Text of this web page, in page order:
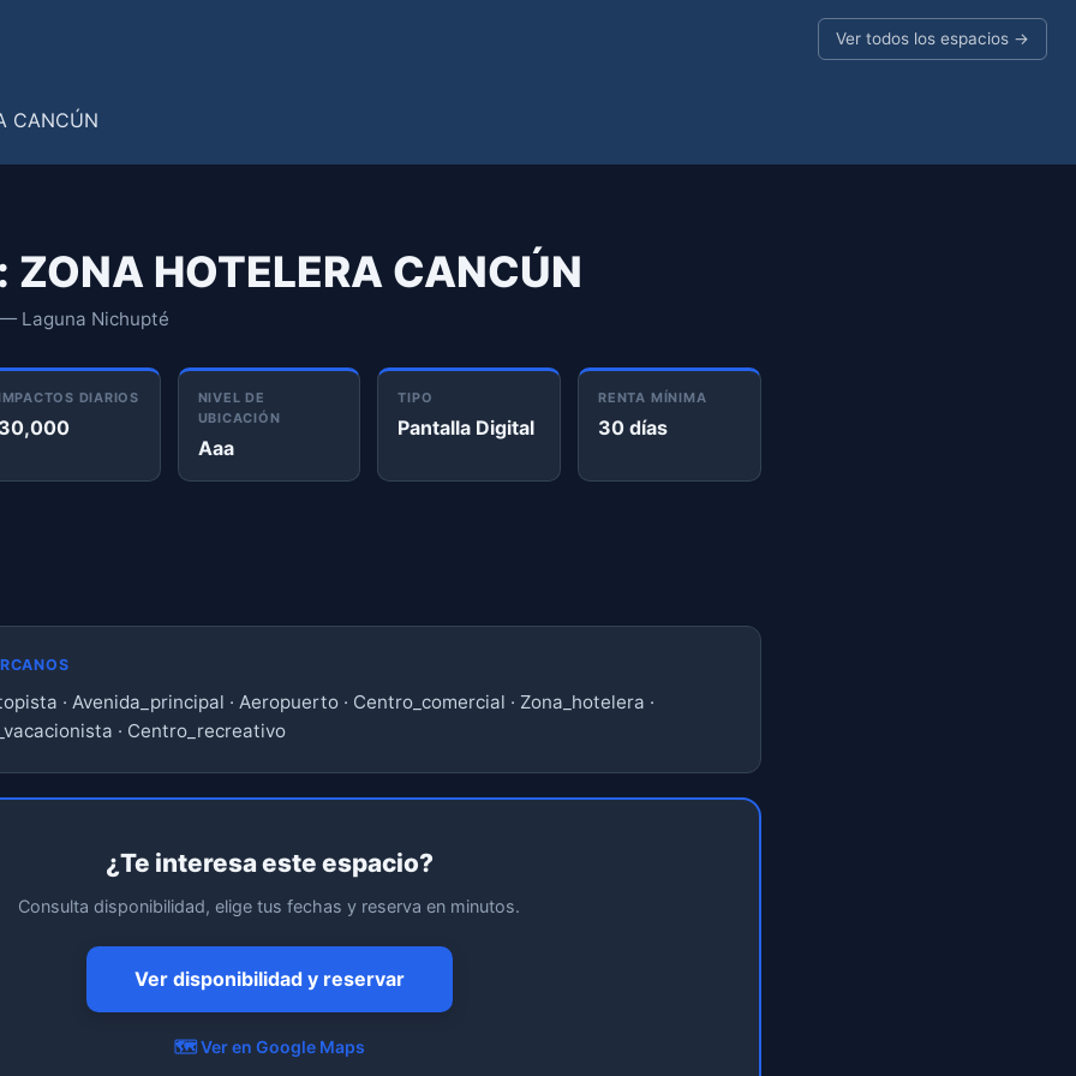
Ver todos los espacios →
HOTELERA CANCÚN
Laguna Nichupté
DIARIOS
NIVEL DE
UBICACIÓN
Aaa
TIPO
Pantalla Digital
RENTA MÍNIMA
30 días
· Avenida_principal · Aeropuerto · Centro_comercial · Zona_hotelera ·
· Centro_recreativo
¿Te interesa este espacio?
Consulta disponibilidad, elige tus fechas y reserva en minutos.
Ver disponibilidad y reservar
🗺️ Ver en Google Maps